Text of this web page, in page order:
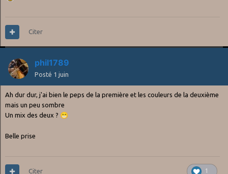
Citer
phil1789
Posté 1 juin
Ah dur dur, j'ai bien le peps de la première et les couleurs de la deuxième
mais un peu sombre
Un mix des deux ? 😁
Belle prise
1
Citer